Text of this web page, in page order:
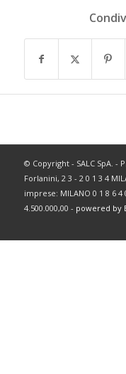
© Copyright - SALC SpA. -
Forlanini, 2 3 - 2 0 1 3 4
imprese: MILANO 0 1 8 6
4.500.000,00 - powered by